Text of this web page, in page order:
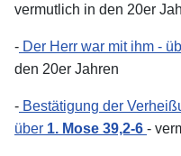
vermutlich in den 20er
- Der Herr war mit ihm -
den 20er Jahren
- Bestätigung der
über 1. Mose 39,2-6 -